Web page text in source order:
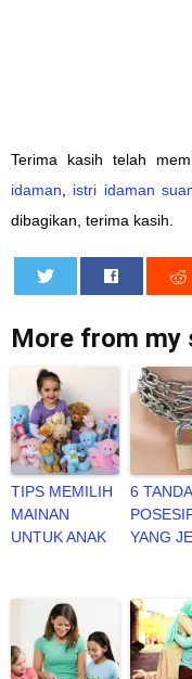
Terima kasih telah
idaman
istri idaman
dibagikan, terima kasih.
More from my
TIPS MEMILIH
MAINAN
UNTUK ANAK
6
YANG